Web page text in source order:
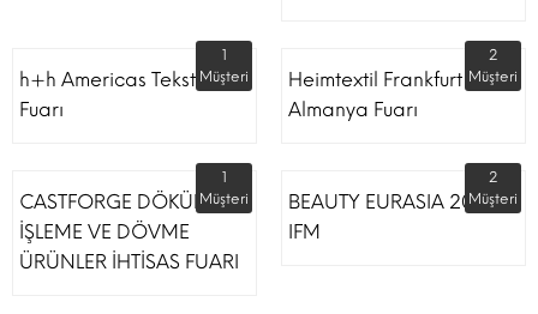
h+h Americas Tekstil
Fuarı
1
Müşteri
Heimtextil Frankfurt
Almanya Fuarı
2
Müşteri
CASTFORGE DÖKÜM,
İŞLEME VE DÖVME
ÜRÜNLER İHTİSAS FUARI
1
Müşteri
BEAUTY EURASIA 2022
IFM
2
Müşteri